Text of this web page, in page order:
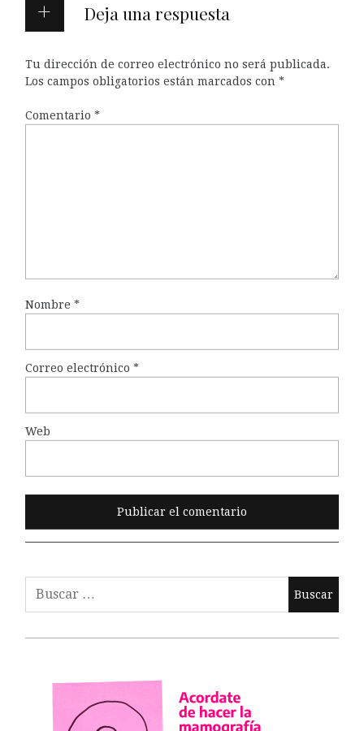
Deja una respuesta
Tu dirección de correo electrónico no será publicada.
Los campos obligatorios están marcados con *
Comentario *
Nombre *
Correo electrónico *
Web